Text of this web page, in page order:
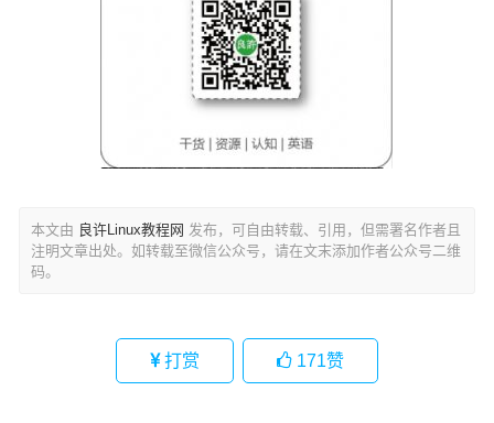
本文由 良许Linux教程网 发布，可自由转载、引用，但需署名作者且
注明文章出处。如转载至微信公众号，请在文末添加作者公众号二维
码。
打赏 171赞